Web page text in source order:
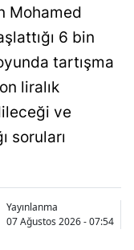
Mohamed
6 bin
tartışma
liralık
ve
soruları
Yayınlanma
07 Ağustos 2026 - 07:54